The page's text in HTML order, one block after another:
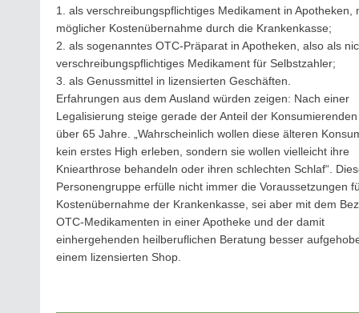
1. als verschreibungspflichtiges Medikament in Apotheken,
möglicher Kostenübernahme durch die Krankenkasse;
2. als sogenanntes OTC-Präparat in Apotheken, also als
verschreibungspflichtiges Medikament für Selbstzahler;
3. als Genussmittel in lizensierten Geschäften.
Erfahrungen aus dem Ausland würden zeigen: Nach einer
Legalisierung steige gerade der Anteil der
über 65 Jahre. „Wahrscheinlich wollen diese älteren
kein erstes High erleben, sondern sie wollen vielleicht ihre
Kniearthrose behandeln oder ihren schlechten Schlaf“.
Personengruppe erfülle nicht immer die Voraussetzungen
Kostenübernahme der Krankenkasse, sei aber mit dem
OTC-Medikamenten in einer Apotheke und der damit
einhergehenden heilberuflichen Beratung besser
einem lizensierten Shop.